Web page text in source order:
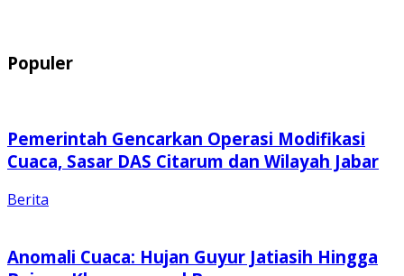
Populer
Pemerintah Gencarkan Operasi Modifikasi
Cuaca, Sasar DAS Citarum dan Wilayah Jabar
Berita
Anomali Cuaca: Hujan Guyur Jatiasih Hingga